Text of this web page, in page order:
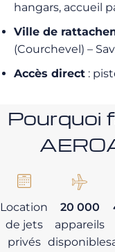
hangars, accueil
Ville de
(Courchevel) –
Accès direct :
Pourquoi
Location
de jets
privés
20 000
appareils
disponibles